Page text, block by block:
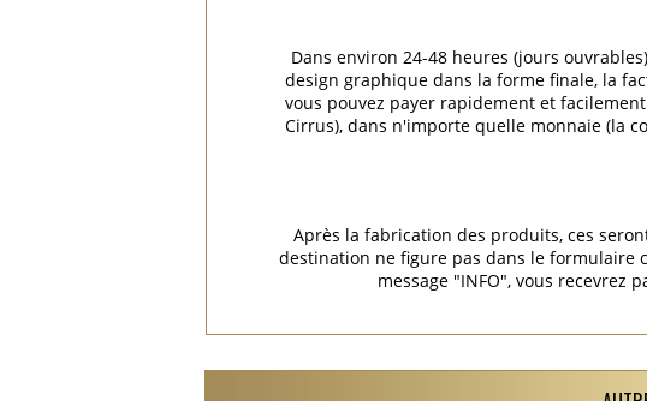
Dans environ 24-48 heures (jours
design graphique dans la forme finale, la
vous pouvez payer rapidement et
Cirrus), dans n'importe quelle monnaie (la
Après la fabrication des produits, ces
destination ne figure pas dans le formulaire ci-
message "INFO", vous recevrez